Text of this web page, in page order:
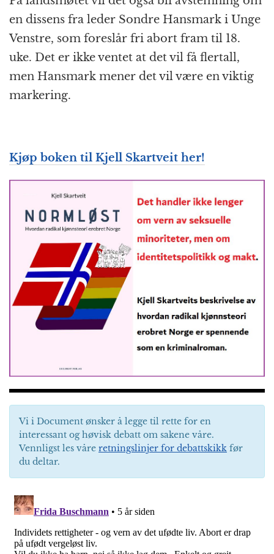
en dissens fra leder Sondre Hansmark i Unge
Venstre, som foreslår fri abort fram til 18.
uke. Det er ikke ventet at det vil få flertall,
men Hansmark mener det vil være en viktig
markering.
Kjøp boken til Kjell Skartveit her!
Vi i Document ønsker å legge til rette for en
interessant og høvisk debatt om sakene våre.
Vennligst les våre retningslinjer for debattskikk før
du deltar.